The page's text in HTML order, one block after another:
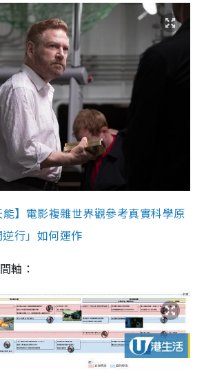
能】電影複雜世界觀參考真實科學原
行」如何運作
軸：